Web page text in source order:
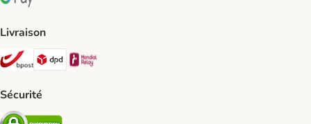
Google Pay Payment Method
Livraison
Bpost Shipping Method
DPD Shipping Method
Sécurité
Security